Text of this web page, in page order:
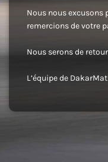
Nous nous excusons
remercions de votre
Nous serons de
L’équipe de